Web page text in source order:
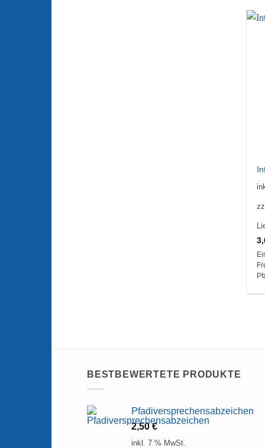
BESTBEWERTETE PRODUKTE
Pfadiversprechensabzeichen
2,50€
inkl. 7 % MwSt.